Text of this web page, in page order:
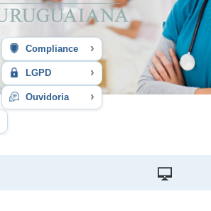
Compliance ›
LGPD ›
Ouvidoria ›